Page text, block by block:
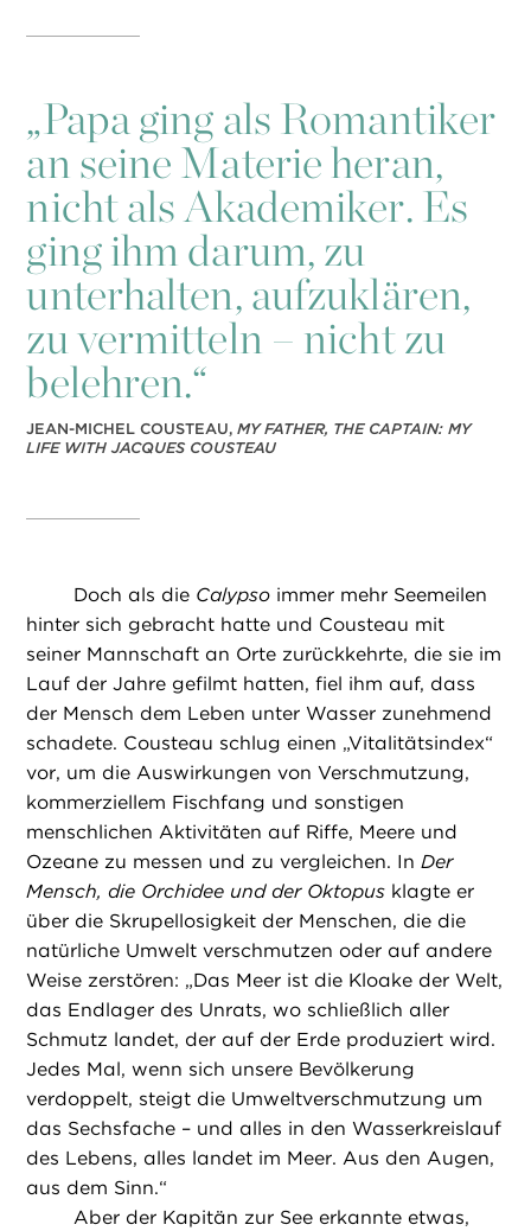
„Papa ging als Romantiker
an seine Materie heran,
nicht als Akademiker. Es
ging ihm darum, zu
unterhalten, aufzuklären,
zu vermitteln – nicht zu
belehren.“
JEAN-MICHEL COUSTEAU,MY FATHER, THE CAPTAIN: MY
LIFE WITH JACQUES COUSTEAU
Doch als die Calypso immer mehr Seemeilen
hinter sich gebracht hatte und Cousteau mit
seiner Mannschaft an Orte zurückkehrte, die sie im
Lauf der Jahre gefilmt hatten, fiel ihm auf, dass
der Mensch dem Leben unter Wasser zunehmend
schadete. Cousteau schlug einen „Vitalitätsindex“
vor, um die Auswirkungen von Verschmutzung,
kommerziellem Fischfang und sonstigen
menschlichen Aktivitäten auf Riffe, Meere und
Ozeane zu messen und zu vergleichen. InDer
Mensch, die Orchidee und der Oktopus klagte er
über die Skrupellosigkeit der Menschen, die die
natürliche Umwelt verschmutzen oder auf andere
Weise zerstören: „Das Meer ist die Kloake der Welt,
das Endlager des Unrats, wo schließlich aller
Schmutz landet, der auf der Erde produziert wird.
Jedes Mal, wenn sich unsere Bevölkerung
verdoppelt, steigt die Umweltverschmutzung um
das Sechsfache – und alles in den Wasserkreislauf
des Lebens, alles landet im Meer. Aus den Augen,
aus dem Sinn.“
Aber der Kapitän zur See erkannte etwas,